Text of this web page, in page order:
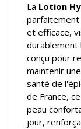
La Lotion
parfaitement
et efficace,
durablement
conçu pour
maintenir
santé de
de France,
peau
jour,